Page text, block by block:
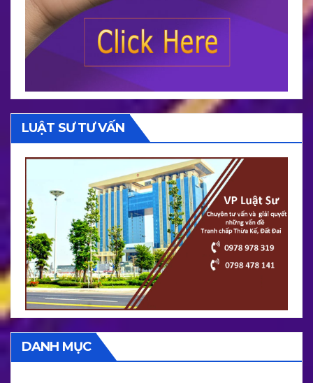
LUẬT SƯ TƯ VẤN
DANH MỤC